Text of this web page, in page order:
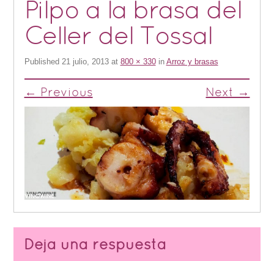
Pilpo a la brasa del
Celler del Tossal
Published 21 julio, 2013at 800 × 330in Arroz y brasas
← Previous Next →
Deja una respuesta